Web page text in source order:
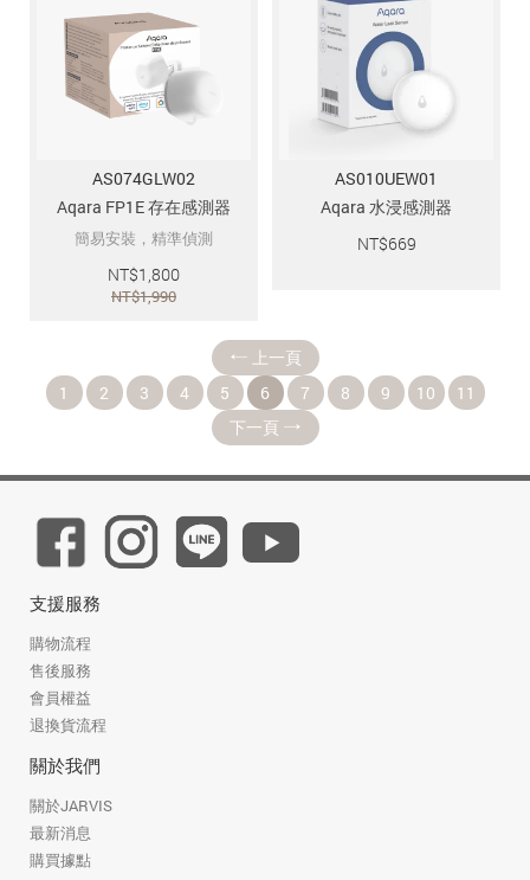
AS074GLW02
Aqara FP1E 存在感測器
簡易安裝，精準偵測
NT$1,800
NT$1,990
AS010UEW01
Aqara 水浸感測器
NT$669
上一頁
1
2 3 4 5 6 7 8 9 10
11
下一頁
支援服務
購物流程
售後服務
會員權益
退換貨流程
關於我們
關於JARVIS
最新消息
購買據點